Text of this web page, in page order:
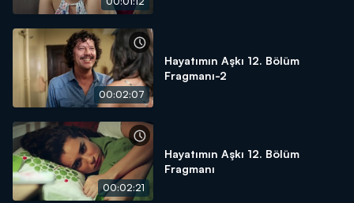
00:02:07
Hayatımın Aşkı 12. Bölüm
Fragmanı-2
00:02:21
Hayatımın Aşkı 12. Bölüm
Fragmanı